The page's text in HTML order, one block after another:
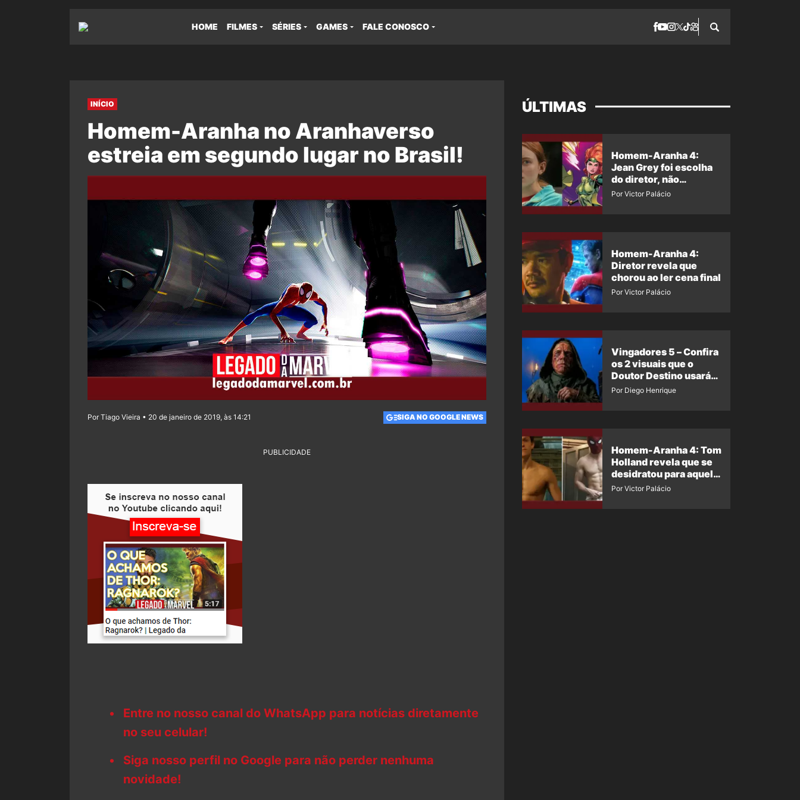
HOME FILMES SÉRIES GAMES FALE CONOSCO
INÍCIO
Homem-Aranha no Aranhaverso
estreia em segundo lugar no Brasil!
Por Tiago Vieira • 20 de janeiro de 2019, às 14:21 SIGA NO GOOGLE NEWS
PUBLICIDADE
Entre no nosso canal do WhatsApp para notícias diretamente
no seu celular!
Siga nosso perfil no Google para não perder nenhuma
novidade!
ÚLTIMAS
Homem-Aranha 4:
Jean Grey foi escolha
do diretor, não
imposição da Marvel
Por Victor Palácio
Homem-Aranha 4:
Diretor revela que
chorou ao ler cena final
Por Victor Palácio
Vingadores 5 – Confira
os 2 visuais que o
Doutor Destino usará
no filme
Por Diego Henrique
Homem-Aranha 4: Tom
Holland revela que se
desidratou para aquela
cena
Por Victor Palácio